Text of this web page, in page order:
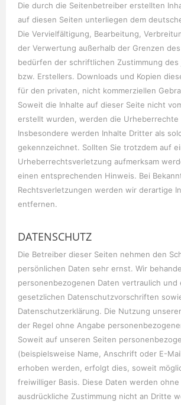
Die durch die Seitenbetreiber erstellten
auf diesen Seiten unterliegen dem
Die Vervielfältigung, Bearbeitung,
der Verwertung außerhalb der Grenzen
bedürfen der schriftlichen Zustimmung
bzw. Erstellers. Downloads und Kopien
für den privaten, nicht kommerziellen
Soweit die Inhalte auf dieser Seite nicht
erstellt wurden, werden die Urheberrechte
Insbesondere werden Inhalte Dritter als
gekennzeichnet. Sollten Sie trotzdem auf
Urheberrechtsverletzung aufmerksam
einen entsprechenden Hinweis. Bei
Rechtsverletzungen werden wir derartige
entfernen.
DATENSCHUTZ
Die Betreiber dieser Seiten nehmen den
persönlichen Daten sehr ernst. Wir
personenbezogenen Daten vertraulich
gesetzlichen Datenschutzvorschriften
Datenschutzerklärung. Die Nutzung
der Regel ohne Angabe
Soweit auf unseren Seiten
(beispielsweise Name, Anschrift oder E-
erhoben werden, erfolgt dies, soweit
freiwilliger Basis. Diese Daten werden ohne
ausdrückliche Zustimmung nicht an Dritte